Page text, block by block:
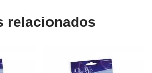
relacionados